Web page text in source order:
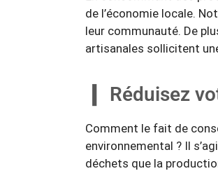
de l’économie locale.
leur communauté. De
artisanales sollicitent
Réduisez
Comment le fait de
environnemental ? Il
déchets que la